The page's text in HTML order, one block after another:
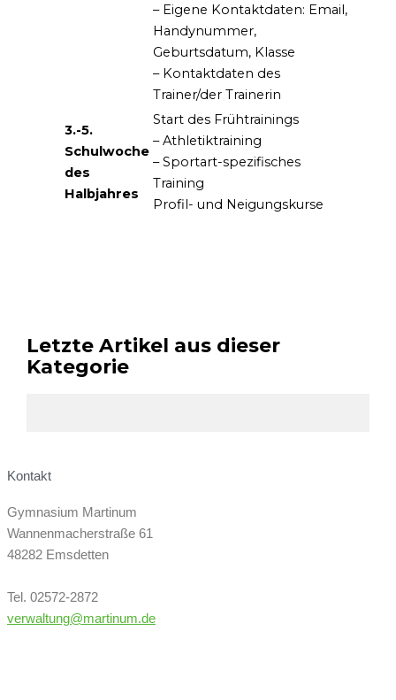
– Eigene Kontaktdaten: Email,
Handynummer,
Geburtsdatum, Klasse
– Kontaktdaten des
Trainer/der Trainerin
3.-5.
Schulwoche
des
Halbjahres
Start des Frühtrainings
– Athletiktraining
– Sportart-spezifisches
Training
Profil- und Neigungskurse
Letzte Artikel aus dieser
Kategorie
Kontakt
Gymnasium Martinum
Wannenmacherstraße 61
48282 Emsdetten
Tel. 02572-2872
verwaltung@martinum.de